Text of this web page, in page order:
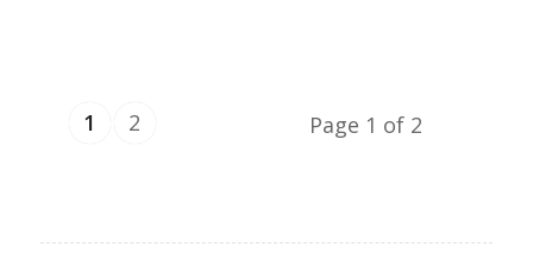
Page 1 of 2
1 2